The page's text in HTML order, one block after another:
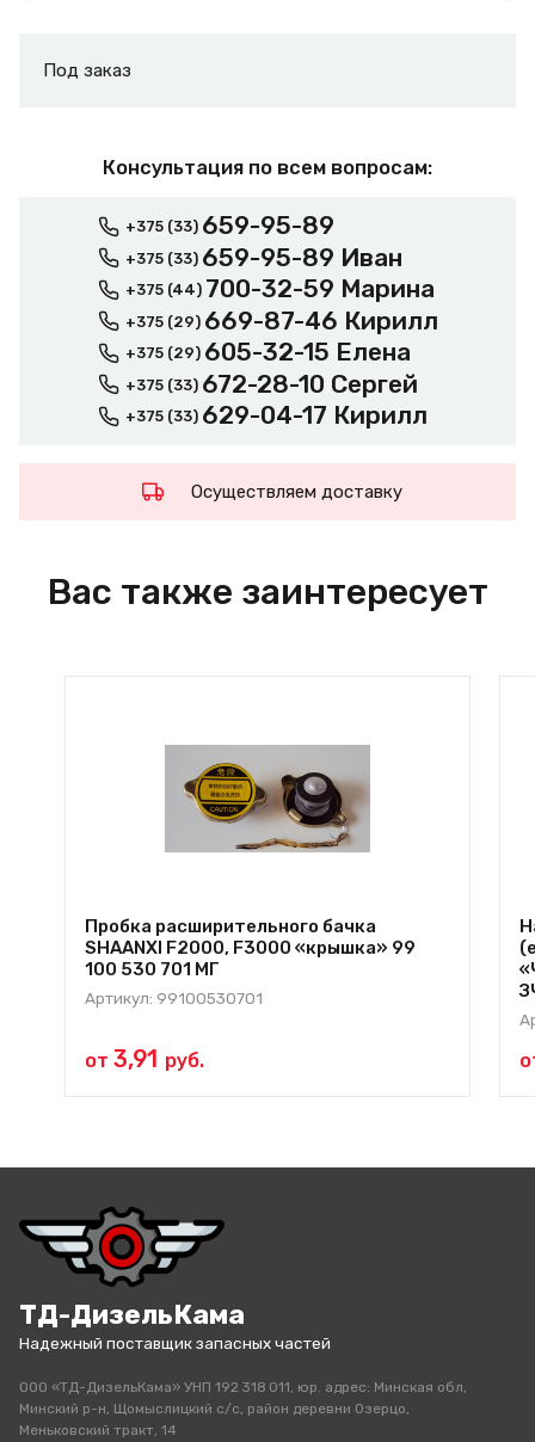
Под заказ
Консультация по всем вопросам:
+375 (33) 659-95-89
+375 (33) 659-95-89 Иван
+375 (44) 700-32-59 Марина
+375 (29) 669-87-46 Кирилл
+375 (29) 605-32-15 Елена
+375 (33) 672-28-10 Сергей
+375 (33) 629-04-17 Кирилл
Осуществляем доставку
Вас также заинтересует
Пробка расширительного бачка
SHAANXI F2000, F3000 «крышка» 99
100 530 701 МГ
Артикул: 99100530701
от 3,91 руб.
ТД-ДизельКама
Надежный поставщик запасных частей
ООО «ТД-ДизельКама» УНП 192 318 011, юр. адрес: Минская обл,
Минский р-н, Щомыслицкий с/с, район деревни Озерцо,
Меньковский тракт, 14